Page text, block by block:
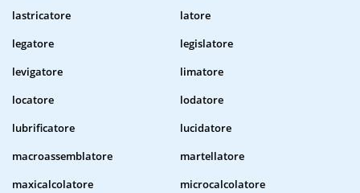
lastricatore
latore
legatore
legislatore
levigatore
limatore
locatore
lodatore
lubrificatore
lucidatore
macroassemblatore
martellatore
maxicalcolatore
microcalcolatore